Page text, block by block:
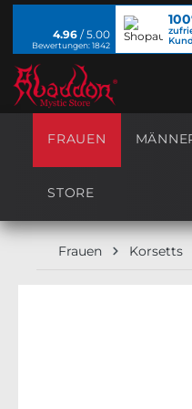
Zur
4.96 / 5.00
Bewertungen: 1842
FRAUEN
STORE
Frauen Korsetts